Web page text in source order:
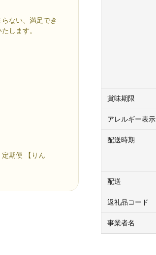
ない、満足でき
します。
期便 【りん
賞味期限
アレルギー表示
配送時期
配送
返礼品コード
事業者名